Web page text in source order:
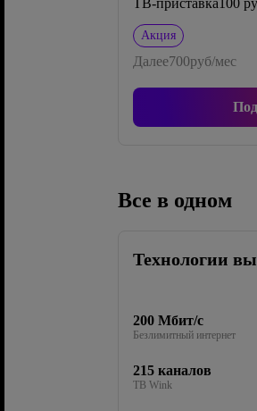
Акция
Далее700руб/мес
Все в одном
Технологии
200 Мбит/с
Безлимитный интернет
215 каналов
ТВ Wink